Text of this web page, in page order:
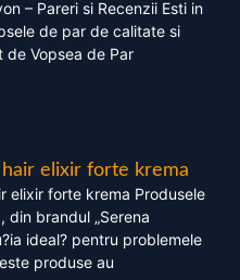
– Pareri si Recenzii Esti in
de par de calitate si
de Vopsea de Par
elixir forte krema
elixir forte krema Produsele
din brandul „Serena
ideal? pentru problemele
produse au